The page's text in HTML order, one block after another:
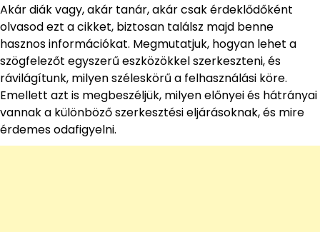
Akár diák vagy, akár tanár, akár csak érdeklődőként
olvasod ezt a cikket, biztosan találsz majd benne
hasznos információkat. Megmutatjuk, hogyan lehet a
szögfelezőt egyszerű eszközökkel szerkeszteni, és
rávilágítunk, milyen széleskörű a felhasználási köre.
Emellett azt is megbeszéljük, milyen előnyei és hátrányai
vannak a különböző szerkesztési eljárásoknak, és mire
érdemes odafigyelni.